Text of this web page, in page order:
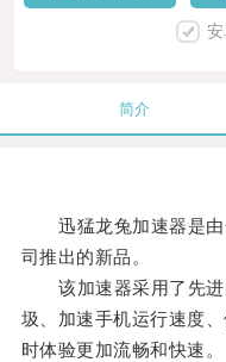
简介
迅猛龙兔加速器是由
司推出的新品。
该加速器采用了先进
圾、加速手机运行速度
时体验更加流畅和快速。